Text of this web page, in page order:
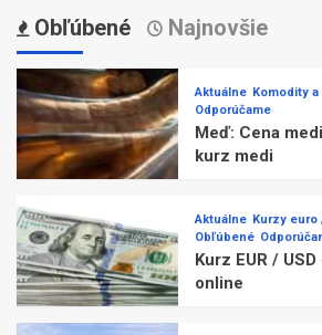
Obľúbené Najnovšie
Aktuálne Komodity
Odporúčame
Meď: Cena
kurz medi
Aktuálne Kurzy euro
Obľúbené
Kurz EUR /
online